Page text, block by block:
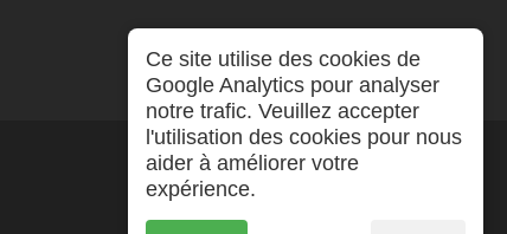
Ce site utilise des cookies de
Google Analytics pour analyser
notre trafic. Veuillez accepter
l'utilisation des cookies pour nous
aider à améliorer votre
expérience.